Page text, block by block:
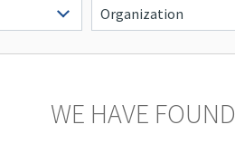
WE HAVE FOUND